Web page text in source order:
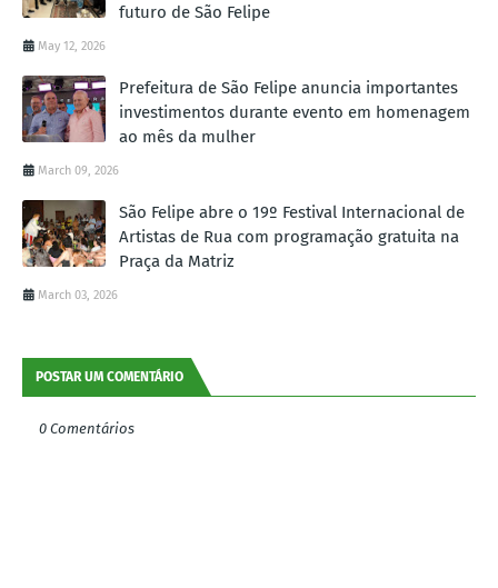
futuro de São Felipe
May 12, 2026
Prefeitura de São Felipe anuncia importantes
investimentos durante evento em homenagem
ao mês da mulher
March 09, 2026
São Felipe abre o 19º Festival Internacional de
Artistas de Rua com programação gratuita na
Praça da Matriz
March 03, 2026
POSTAR UM COMENTÁRIO
0 Comentários